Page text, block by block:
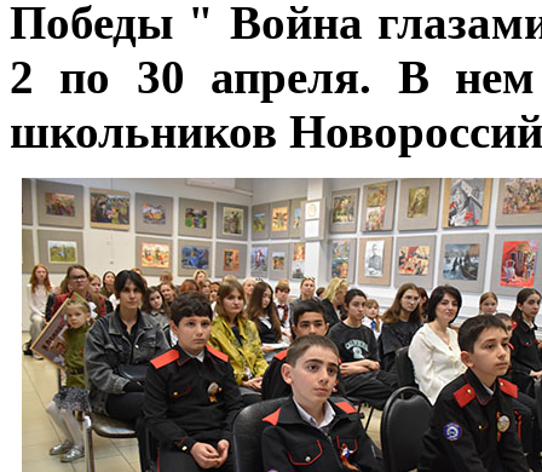
Победы " Война
2 по 30 апреля. В нем
школьников